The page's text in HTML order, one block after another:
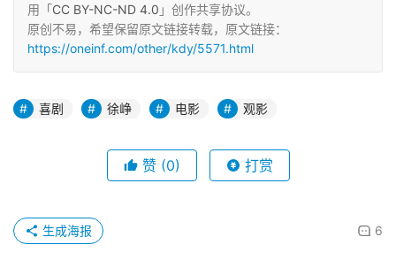
用「CC BY-NC-ND 4.0 」创作共享协议。
原创不易，希望保留原文链接转载，原文链接：
https://oneinf.com/other/kdy/5571.html
喜剧 徐峥 电影 观影
赞 (0) 打赏
6
生成海报